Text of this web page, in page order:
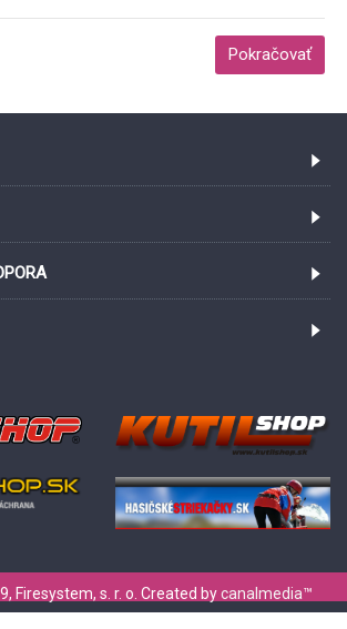
Pokračovať
Firesystem, s. r. o. Created bycanalmedia™